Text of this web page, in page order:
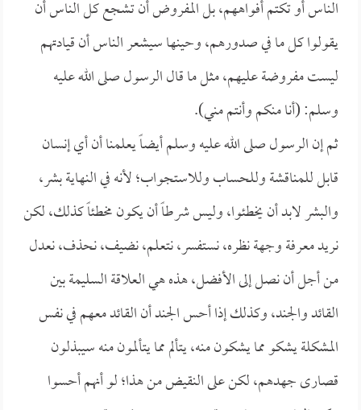
الناس أو تكتم أفواههم، بل المفروض أن تشجع كل الناس أن
يقولوا كل ما في صدورهم، وحينها سيشعر الناس أن قيادتهم
ليست مفروضة عليهم، مثل ما قال الرسول صلى الله عليه
وسلم: (أنا منكم وأنتم مني).
ثم إن الرسول صلى الله عليه وسلم أيضاً يعلمنا أن أي إنسان
قابل للمناقشة وللحساب وللاستجواب؛ لأنه في النهاية بشر،
والبشر لابد أن يخطئوا، وليس شرطاً أن يكون مخطئاً كذلك، لكن
نريد معرفة وجهة نظره، نستفسر، نتعلم، نضيف، نحذف، نعدل
من أجل أن نصل إلى الأفضل، هذه هي العلاقة السليمة بين
القائد والجند، وكذلك إذا أحس الجند أن القائد معهم في نفس
المشكلة يشكو مما يشكون منه، يتألم مما يتألمون منه سيبذلون
قصارى جهدهم، لكن على النقيض من هذا؛ لو أنهم أحسوا